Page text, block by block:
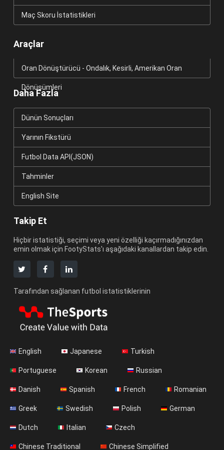
Maç Skoru İstatistikleri
Araçlar
Oran Dönüştürücü - Ondalık, Kesirli, Amerikan Oran
Dönüşümleri
Daha Fazla
Dünün Sonuçları
Yarının Fikstürü
Futbol Data API(JSON)
Tahminler
English Site
Takip Et
Hiçbir istatistiği, seçimi veya yeni özelliği kaçırmadığınızdan
emin olmak için FootyStats'ı aşağıdaki kanallardan takip edin.
Tarafından sağlanan futbol istatistiklerinin
English Japanese Turkish
Portuguese Korean Russian
Danish Spanish French Romanian
Greek Swedish Polish German
Dutch Italian Czech
Chinese Traditional Chinese Simplified